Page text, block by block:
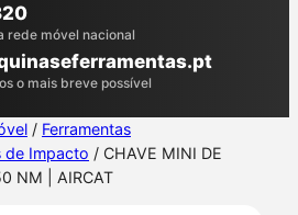
rede móvel nacional
o mais breve possível
/ Ferramentas
de Impacto / CHAVE MINI DE
NM | AIRCAT